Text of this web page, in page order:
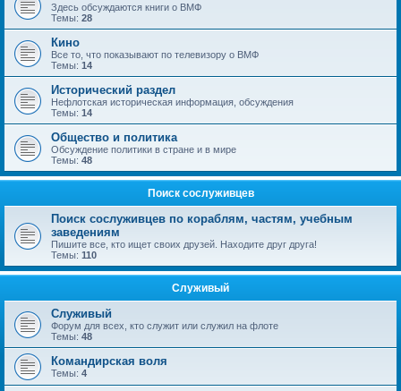
Здесь обсуждаются книги о ВМФ
Темы: 28
Кино
Все то, что показывают по телевизору о ВМФ
Темы: 14
Исторический раздел
Нефлотская историческая информация, обсуждения
Темы: 14
Общество и политика
Обсуждение политики в стране и в мире
Темы: 48
Поиск сослуживцев
Поиск сослуживцев по кораблям, частям, учебным
заведениям
Пишите все, кто ищет своих друзей. Находите друг друга!
Темы: 110
Служивый
Служивый
Форум для всех, кто служит или служил на флоте
Темы: 48
Командирская воля
Темы: 4